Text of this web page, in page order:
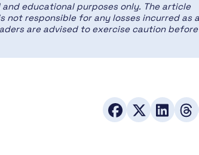
educational purposes only. The article
not responsible for any losses incurred as a
are advised to exercise caution before